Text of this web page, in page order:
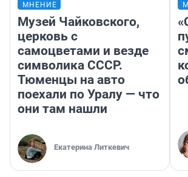
МНЕНИЕ
Музей Чайковского,
церковь с
самоцветами и везде
символика СССР.
Тюменцы на авто
поехали по Уралу — что
они там нашли
Екатерина Литкевич